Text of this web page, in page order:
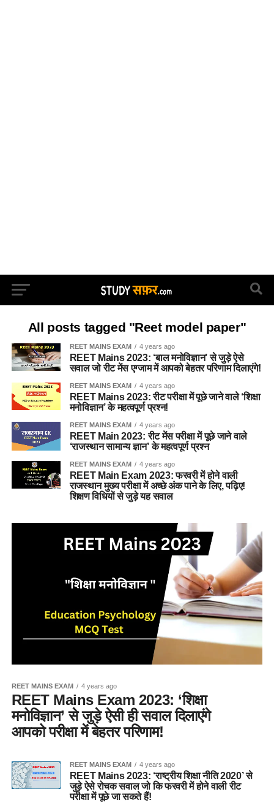
All posts tagged "Reet model paper"
REET MAINS EXAM 4 years ago
REET Mains 2023: ‘बाल मनोविज्ञान’ से जुड़े ऐसे
सवाल जो रीट मेंस एग्जाम में आपको बेहतर परिणाम दिलाएंगे!
REET MAINS EXAM 4 years ago
REET Mains 2023: रीट परीक्षा में पूछे जाने वाले ‘शिक्षा
मनोविज्ञान’ के महत्वपूर्ण प्रश्न!
REET MAINS EXAM 4 years ago
REET Main 2023: रीट मेंस परीक्षा में पूछे जाने वाले
‘राजस्थान सामान्य ज्ञान’ के महत्वपूर्ण प्रश्न
REET MAINS EXAM 4 years ago
REET Main Exam 2023: फरवरी में होने वाली
राजस्थान मुख्य परीक्षा में अच्छे अंक पाने के लिए, पढ़िए!
शिक्षण विधियों से जुड़े यह सवाल
REET MAINS EXAM 4 years ago
REET Mains Exam 2023: ‘शिक्षा
मनोविज्ञान’ से जुड़े ऐसी ही सवाल दिलाएंगे
आपको परीक्षा में बेहतर परिणाम!
REET MAINS EXAM 4 years ago
REET Mains 2023: ‘राष्ट्रीय शिक्षा नीति 2020’ से
जुड़े ऐसे रोचक सवाल जो कि फरवरी में होने वाली रीट
परीक्षा में पूछे जा सकते हैं!